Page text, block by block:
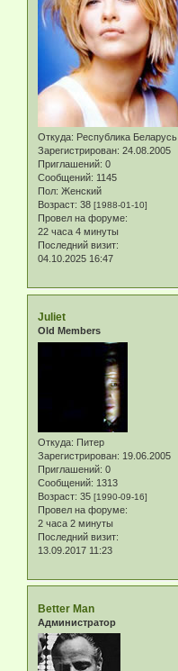
Откуда: Республика Беларусь
Зарегистрирован: 24.08.2005
Приглашений: 0
Сообщений: 1145
Пол: Женский
Возраст: 38 [1988-01-10]
Провел на форуме:
22 часа 4 минуты
Последний визит:
04.10.2025 16:47
Juliet
Old Members
Откуда: Питер
Зарегистрирован: 19.06.2005
Приглашений: 0
Сообщений: 1313
Возраст: 35 [1990-09-16]
Провел на форуме:
2 часа 2 минуты
Последний визит:
13.09.2017 11:23
Better Man
Администратор